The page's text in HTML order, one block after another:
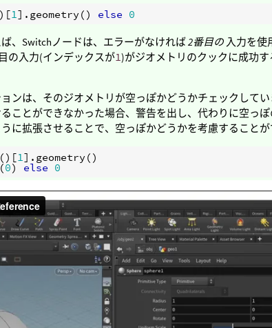
1 ] . geometry () else 0
、Switchノードは、エラーがなければ2番目の 入力を使
の入力(インデックスが1)がジオメトリのクックに成功
ンは、そのジオメトリが空っぽかどうかチェックしてい
ことができなかった場合、警告を出し、代わりに空っ
に拡張させることで、空っぽかどうかを考慮すること
()[1 ] . geometry ()
(0) else 0